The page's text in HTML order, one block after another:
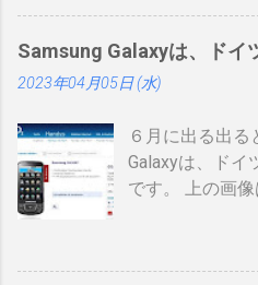
https://
処理安全確保支
トに上がってい
表 パット見て車
ールドと色が
か運転免許みた
かく作ったのに
てしまい短い
りします。 カ
Samsung Galaxyは、ドイ
2023年04月05日 (水)
６月に出る出る
Galaxyは、ドイ
です。 上の画像
すが、何が書
ためしにカート